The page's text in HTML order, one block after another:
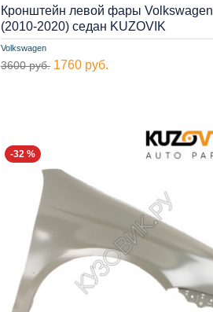
Volkswagen
Кронштейн левой фары
(2010-2020) седан KUZOVIK
3600 руб. 1760 руб.
-32 %